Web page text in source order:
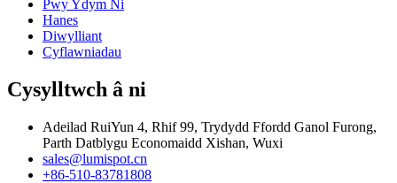
Pwy Ydym Ni
Hanes
Diwylliant
Cyflawniadau
Cysylltwch â ni
Adeilad RuiYun 4, Rhif 99, Trydydd Ffordd Ganol Furong,
Parth Datblygu Economaidd Xishan, Wuxi
sales@lumispot.cn
+86-510-83781808